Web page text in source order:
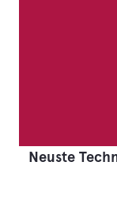
Neuste